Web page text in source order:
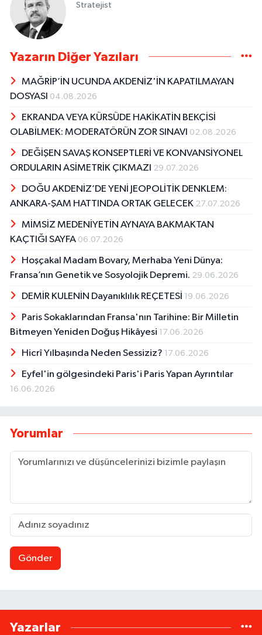
Stratejist
Yazarın Diğer Yazıları
MAĞRİP’İN UCUNDA AKDENİZ'İN KAPATILMAYAN
DOSYASI 04.08.2026
EKRANDA VEYA KÜRSÜDE HAKİKATİN BEKÇİSİ
OLABİLMEK: MODERATÖRÜN ZOR SINAVI 02.08.2026
DEĞİŞEN SAVAŞ KONSEPTLERİ VE KONVANSİYONEL
ORDULARIN ASİMETRİK ÇIKMAZI 29.07.2026
DOĞU AKDENİZ’DE YENİ JEOPOLİTİK DENKLEM:
ANKARA-ŞAM HATTINDA ORTAK GELECEK 27.07.2026
MİMSİZ MEDENİYETİN AYNAYA BAKMAKTAN
KAÇTIĞI SAYFA 06.07.2026
Hoşçakal Madam Bovary, Merhaba Yeni Dünya:
Fransa’nın Genetik ve Sosyolojik Depremi. 29.06.2026
DEMİR KULENİN Dayanıklılık REÇETESİ 19.06.2026
Paris Sokaklarından Fransa'nın Tarihine: Bir Milletin
Bitmeyen Yeniden Doğuş Hikâyesi 17.06.2026
Hicrî Yılbaşında Neden Sessiziz? 17.06.2026
Eyfel'in gölgesindeki Paris'i Paris Yapan Ayrıntılar
16.06.2026
Yorumlar
Gönder
Yazarlar